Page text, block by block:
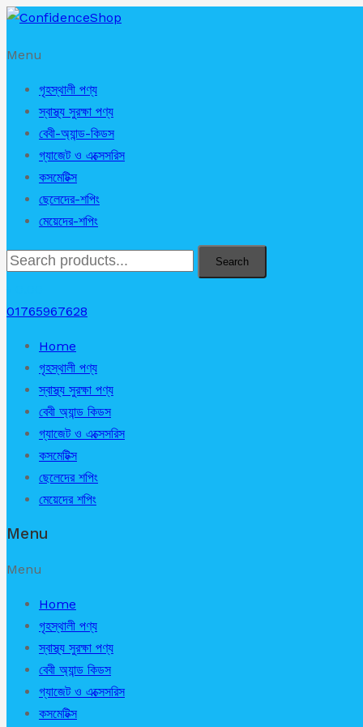
Menu
গৃহস্থালী পণ্য
স্বাস্থ্য সুরক্ষা পণ্য
বেবী-অ্যান্ড-কিডস
গ্যাজেট ও এক্সেসরিস
কসমেটিক্স
ছেলেদের-শপিং
মেয়েদের-শপিং
Search
01765967628
Home
গৃহস্থালী পণ্য
স্বাস্থ্য সুরক্ষা পণ্য
বেবী অ্যান্ড কিডস
গ্যাজেট ও এক্সেসরিস
কসমেটিক্স
ছেলেদের শপিং
মেয়েদের শপিং
Menu
Menu
Home
গৃহস্থালী পণ্য
স্বাস্থ্য সুরক্ষা পণ্য
বেবী অ্যান্ড কিডস
গ্যাজেট ও এক্সেসরিস
কসমেটিক্স